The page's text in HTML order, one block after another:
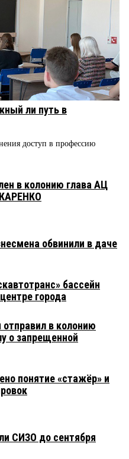
ли путь в
доступ в профессию
в колонию глава АЦ
обвинили в даче
бассейн
города
в колонию
о запрещенной
понятие «стажёр» и
СИЗО до сентября